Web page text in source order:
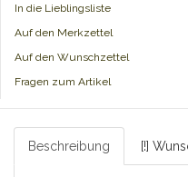
In die Lieblingsliste
Auf den Merkzettel
Auf den Wunschzettel
Fragen zum Artikel
Beschreibung [!]